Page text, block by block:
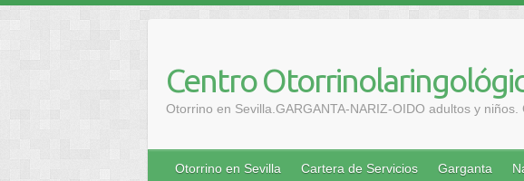
Centro
Otorrino en Sevilla.GARGANTA-NARIZ-OIDO adultos y niños.
Otorrino en Sevilla Cartera de Servicios Garganta